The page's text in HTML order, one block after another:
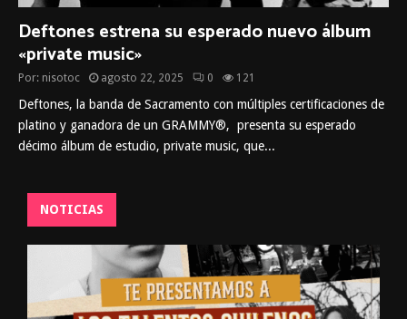
Deftones estrena su esperado nuevo álbum
«private music»
Por: nisotoc agosto 22, 2025 0 121
Deftones, la banda de Sacramento con múltiples certificaciones de
platino y ganadora de un GRAMMY®, presenta su esperado
décimo álbum de estudio, private music, que...
NOTICIAS